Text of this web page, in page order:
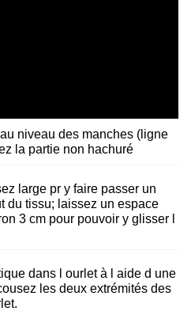
niveau des manches (ligne
la partie non hachuré
large pr y faire passer un
du tissu; laissez un espace
3 cm pour pouvoir y glisser l
dans l ourlet à l aide d une
les deux extrémités des